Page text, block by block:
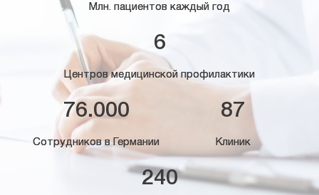
Млн. пациентов каждый год
6
Центров медицинской профилактики
76.000
Сотрудников в Германии
87
Клиник
240